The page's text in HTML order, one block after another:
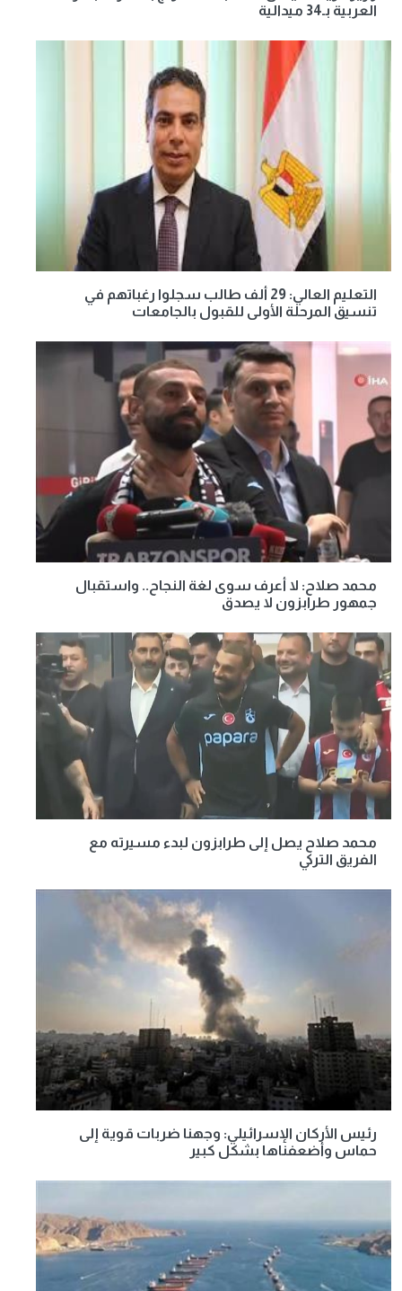
العربية بـ34 ميدالية
التعليم العالي: 29 ألف طالب سجلوا رغباتهم في
تنسيق المرحلة الأولى للقبول بالجامعات
محمد صلاح: لا أعرف سوى لغة النجاح.. واستقبال
جمهور طرابزون لا يصدق
محمد صلاح يصل إلى طرابزون لبدء مسيرته مع
الفريق التركي
رئيس الأركان الإسرائيلي: وجهنا ضربات قوية إلى
حماس وأضعفناها بشكل كبير